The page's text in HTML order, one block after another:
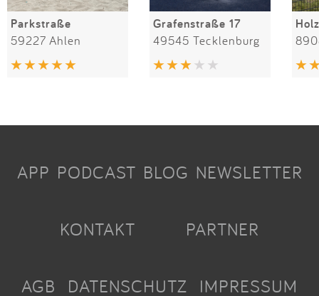
Parkstraße
59227 Ahlen
Grafenstraße 17
49545 Tecklenburg
APP PODCAST BLOG NEWSLETTER
KONTAKT PARTNER
AGB DATENSCHUTZ IMPRESSUM